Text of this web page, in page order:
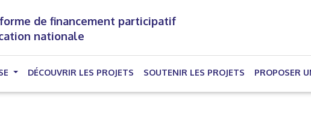
de financement participatif
nationale
DÉCOUVRIR LES PROJETS (CURRENT)
SOUTENIR LES PROJETS PROPOSER